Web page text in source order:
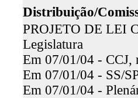
Distribuição/
PROJETO DE LEI
Legislatura
Em 07/01/04 - CCJ,
Em 07/01/04 - SS/
Em 07/01/04 -